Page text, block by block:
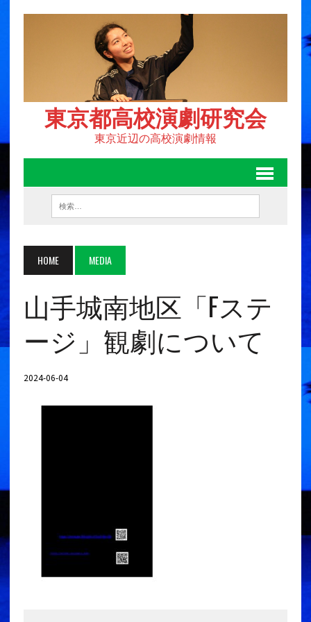
東京都高校演劇研究会
東京近辺の高校演劇情報
HOME MEDIA
山手城南地区「Fステ
ージ」観劇について
2024-06-04